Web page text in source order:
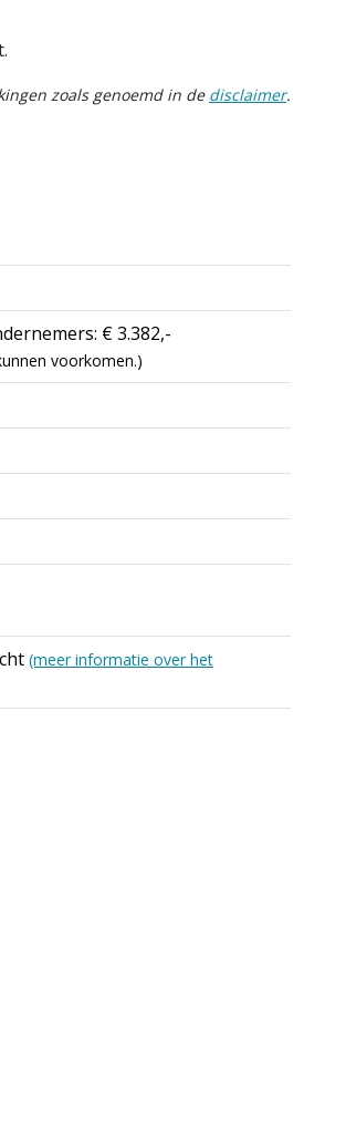
zoals genoemd in de disclaimer.
€ 3.382,-
voorkomen.)
(meer informatie over het